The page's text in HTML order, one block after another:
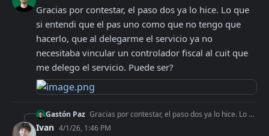
Gracias por contestar, el paso dos ya lo hice. Lo que
si entendi que el pas uno como que no tengo que
hacerlo, que al delegarme el servicio ya no
necesitaba vincular un controlador fiscal al cuit que
me delego el servicio. Puede ser?
Gastón Paz Gracias por contestar, el paso dos ya lo hice. Lo que si entendi que el pas uno como que no tengo que hacerlo, que al delegarme el servicio ya no necesitaba vin
Ivan 4/1/26, 1:46 PM